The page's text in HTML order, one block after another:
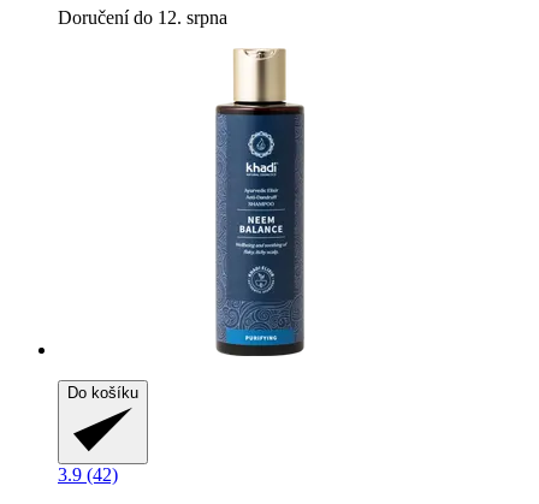
Doručení do 12. srpna
Do košíku
3.9 (42)